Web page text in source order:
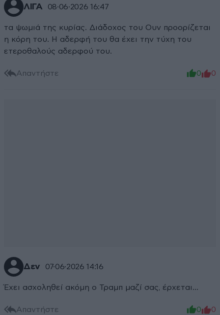
ΛΙΓΑ 08·06·2026 16:47
τα ψωμιά της κυρίας. Διάδοχος του Ουν προορίζεται
η κόρη του. Η αδερφή του θα έχει την τύχη του
ετεροθαλούς αδερφού του.
Απαντήστε 0 0
Δεν 07·06·2026 14:16
Έχει ασχοληθεί ακόμη ο Τραμπ μαζί σας, έρχεται...
Απαντήστε 0 0